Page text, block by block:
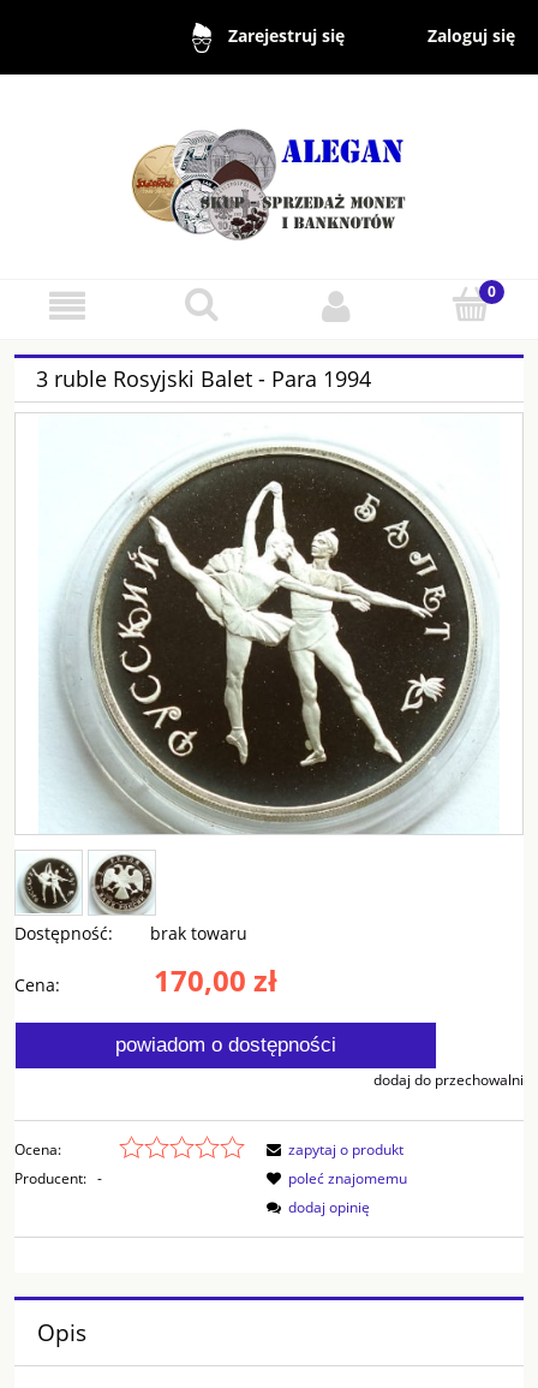
Zarejestruj się Zaloguj się
3 ruble Rosyjski Balet - Para 1994
Dostępność: brak towaru
Cena: 170,00 zł
powiadom o dostępności
dodaj do przechowalni
Ocena:
Producent: -
zapytaj o produkt
poleć znajomemu
dodaj opinię
Opis